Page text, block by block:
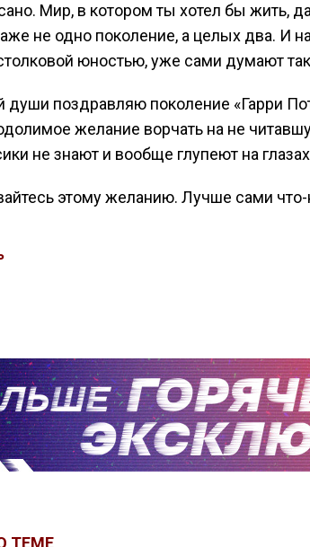
Мир, в котором ты хотел бы жить,
не одно поколение, а целых два. И на
юностью, уже сами думают
души поздравляю поколение «Гарри
желание ворчать на не
не знают и вообще глупеют на
этому желанию. Лучше сами что-